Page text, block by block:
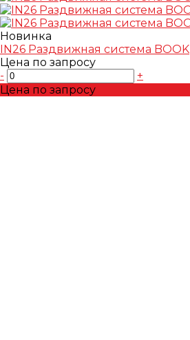
Новинка
IN26 Раздвижная система BOOK
Цена по запросу
-
+
Цена по запросу